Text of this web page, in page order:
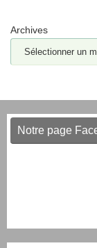
Archives
Notre page